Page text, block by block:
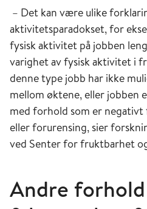
– Det kan være ulike
aktivitetsparadokset, for
fysisk aktivitet på jobben
varighet av fysisk aktivitet i
denne type jobb har ikke
mellom øktene, eller jobben
med forhold som er negativt
eller forurensing, sier
ved Senter for fruktbarhet
Andre